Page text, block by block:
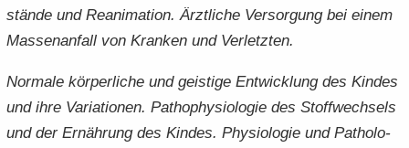
stän­de und Re­ani­ma­ti­on. Ärzt­li­che Ver­sor­gung bei einem
Mas­sen­an­fall von Kran­ken und Ver­letz­ten.
Nor­ma­le kör­per­li­che und geis­ti­ge Ent­wick­lung des Kin­des
und ihre Va­ria­tio­nen. Pa­tho­phy­sio­lo­gie des Stoff­wech­sels
und der Er­näh­rung des Kin­des. Phy­sio­lo­gie und Pa­tho­lo­